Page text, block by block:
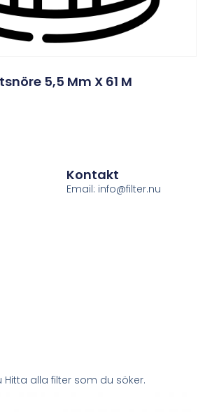
5,5 Mm X 61 M
Hitta alla filter som du söker.
Kontakt
Email: info@filter.nu